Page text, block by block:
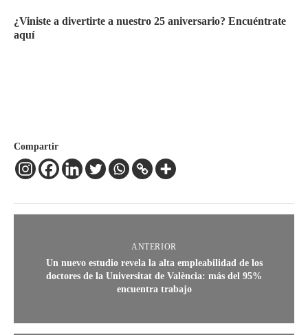
¿Viniste a divertirte a nuestro 25 aniversario? Encuéntrate
aquí
Compartir
ANTERIOR
Un nuevo estudio revela la alta empleabilidad de los
doctores de la Universitat de València: más del 95%
encuentra trabajo